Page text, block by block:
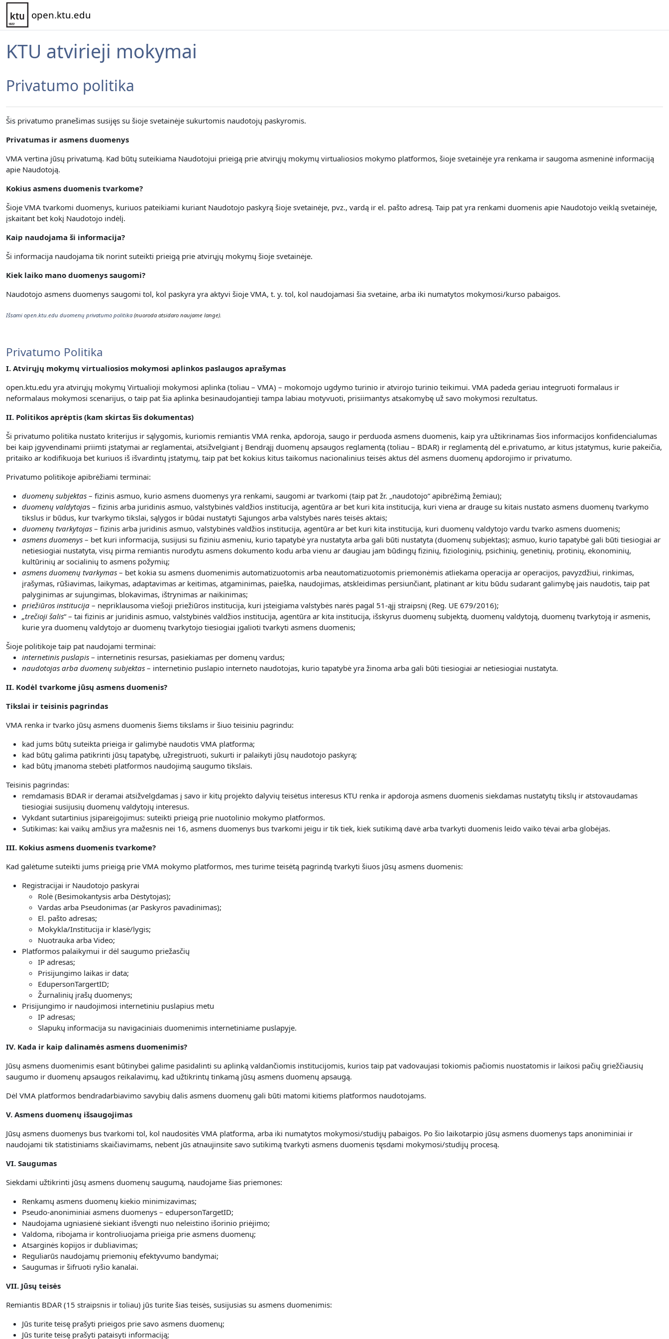
Pereiti į pagrindinį turinį
open.ktu.edu
KTU atvirieji mokymai
Privatumo politika
Šis privatumo pranešimas susijęs su šioje svetainėje sukurtomis naudotojų paskyromis.
Privatumas ir asmens duomenys
VMA vertina jūsų privatumą. Kad būtų suteikiama Naudotojui prieigą prie atvirųjų mokymų virtualiosios mokymo platformos, šioje svetainėje yra renkama ir saugoma asmeninė informaciją
apie Naudotoją.
Kokius asmens duomenis tvarkome?
Šioje VMA tvarkomi duomenys, kuriuos pateikiami kuriant Naudotojo paskyrą šioje svetainėje, pvz., vardą ir el. pašto adresą. Taip pat yra renkami duomenis apie Naudotojo veiklą svetainėje,
įskaitant bet kokį Naudotojo indėlį.
Kaip naudojama ši informacija?
Ši informacija naudojama tik norint suteikti prieigą prie atvirųjų mokymų šioje svetainėje.
Kiek laiko mano duomenys saugomi?
Naudotojo asmens duomenys saugomi tol, kol paskyra yra aktyvi šioje VMA, t. y. tol, kol naudojamasi šia svetaine, arba iki numatytos mokymosi/kurso pabaigos.
Išsami open.ktu.edu duomenų privatumo politika (nuoroda atsidaro naujame lange).
Privatumo Politika
I. Atvirųjų mokymų virtualiosios mokymosi aplinkos paslaugos aprašymas
open.ktu.edu yra atvirųjų mokymų Virtualioji mokymosi aplinka (toliau – VMA) – mokomojo ugdymo turinio ir atvirojo turinio teikimui. VMA padeda geriau integruoti formalaus ir
neformalaus mokymosi scenarijus, o taip pat šia aplinka besinaudojantieji tampa labiau motyvuoti, prisiimantys atsakomybę už savo mokymosi rezultatus.
II. Politikos aprėptis (kam skirtas šis dokumentas)
Ši privatumo politika nustato kriterijus ir sąlygomis, kuriomis remiantis VMA renka, apdoroja, saugo ir perduoda asmens duomenis, kaip yra užtikrinamas šios informacijos konfidencialumas
bei kaip įgyvendinami priimti įstatymai ar reglamentai, atsižvelgiant į Bendrąjį duomenų apsaugos reglamentą (toliau – BDAR) ir reglamentą dėl e.privatumo, ar kitus įstatymus, kurie pakeičia,
pritaiko ar kodifikuoja bet kuriuos iš išvardintų įstatymų, taip pat bet kokius kitus taikomus nacionalinius teisės aktus dėl asmens duomenų apdorojimo ir privatumo.
Privatumo politikoje apibrėžiami terminai:
duomenų subjektas – fizinis asmuo, kurio asmens duomenys yra renkami, saugomi ar tvarkomi (taip pat žr. „naudotojo“ apibrėžimą žemiau);
duomenų valdytojas – fizinis arba juridinis asmuo, valstybinės valdžios institucija, agentūra ar bet kuri kita institucija, kuri viena ar drauge su kitais nustato asmens duomenų tvarkymo
tikslus ir būdus, kur tvarkymo tikslai, sąlygos ir būdai nustatyti Sąjungos arba valstybės narės teisės aktais;
duomenų tvarkytojas – fizinis arba juridinis asmuo, valstybinės valdžios institucija, agentūra ar bet kuri kita institucija, kuri duomenų valdytojo vardu tvarko asmens duomenis;
asmens duomenys – bet kuri informacija, susijusi su fiziniu asmeniu, kurio tapatybė yra nustatyta arba gali būti nustatyta (duomenų subjektas); asmuo, kurio tapatybė gali būti tiesiogiai ar
netiesiogiai nustatyta, visų pirma remiantis nurodytu asmens dokumento kodu arba vienu ar daugiau jam būdingų fizinių, fiziologinių, psichinių, genetinių, protinių, ekonominių,
kultūrinių ar socialinių to asmens požymių;
asmens duomenų tvarkymas – bet kokia su asmens duomenimis automatizuotomis arba neautomatizuotomis priemonėmis atliekama operacija ar operacijos, pavyzdžiui, rinkimas,
įrašymas, rūšiavimas, laikymas, adaptavimas ar keitimas, atgaminimas, paieška, naudojimas, atskleidimas persiunčiant, platinant ar kitu būdu sudarant galimybę jais naudotis, taip pat
palyginimas ar sujungimas, blokavimas, ištrynimas ar naikinimas;
priežiūros institucija – nepriklausoma viešoji priežiūros institucija, kuri įsteigiama valstybės narės pagal 51-ąjį straipsnį (Reg. UE 679/2016);
„trečioji šalis“ – tai fizinis ar juridinis asmuo, valstybinės valdžios institucija, agentūra ar kita institucija, išskyrus duomenų subjektą, duomenų valdytoją, duomenų tvarkytoją ir asmenis,
kurie yra duomenų valdytojo ar duomenų tvarkytojo tiesiogiai įgalioti tvarkyti asmens duomenis;
Šioje politikoje taip pat naudojami terminai:
internetinis puslapis – internetinis resursas, pasiekiamas per domenų vardus;
naudotojas arba duomenų subjektas – internetinio puslapio interneto naudotojas, kurio tapatybė yra žinoma arba gali būti tiesiogiai ar netiesiogiai nustatyta.
II. Kodėl tvarkome jūsų asmens duomenis?
Tikslai ir teisinis pagrindas
VMA renka ir tvarko jūsų asmens duomenis šiems tikslams ir šiuo teisiniu pagrindu:
kad jums būtų suteikta prieiga ir galimybė naudotis VMA platforma;
kad būtų galima patikrinti jūsų tapatybę, užregistruoti, sukurti ir palaikyti jūsų naudotojo paskyrą;
kad būtų įmanoma stebėti platformos naudojimą saugumo tikslais.
Teisinis pagrindas:
remdamasis BDAR ir deramai atsižvelgdamas į savo ir kitų projekto dalyvių teisėtus interesus KTU renka ir apdoroja asmens duomenis siekdamas nustatytų tikslų ir atstovaudamas
tiesiogiai susijusių duomenų valdytojų interesus.
Vykdant sutartinius įsipareigojimus: suteikti prieigą prie nuotolinio mokymo platformos.
Sutikimas: kai vaikų amžius yra mažesnis nei 16, asmens duomenys bus tvarkomi jeigu ir tik tiek, kiek sutikimą davė arba tvarkyti duomenis leido vaiko tėvai arba globėjas.
III. Kokius asmens duomenis tvarkome?
Kad galėtume suteikti jums prieigą prie VMA mokymo platformos, mes turime teisėtą pagrindą tvarkyti šiuos jūsų asmens duomenis:
Registracijai ir Naudotojo paskyrai
Rolė (Besimokantysis arba Dėstytojas);
Vardas arba Pseudonimas (ar Paskyros pavadinimas);
El. pašto adresas;
Mokykla/Institucija ir klasė/lygis;
Nuotrauka arba Video;
Platformos palaikymui ir dėl saugumo priežasčių
IP adresas;
Prisijungimo laikas ir data;
EdupersonTargertID;
Žurnalinių įrašų duomenys;
Prisijungimo ir naudojimosi internetiniu puslapius metu
IP adresas;
Slapukų informacija su navigaciniais duomenimis internetiniame puslapyje.
IV. Kada ir kaip dalinamės asmens duomenimis?
Jūsų asmens duomenimis esant būtinybei galime pasidalinti su aplinką valdančiomis institucijomis, kurios taip pat vadovaujasi tokiomis pačiomis nuostatomis ir laikosi pačių griežčiausių
saugumo ir duomenų apsaugos reikalavimų, kad užtikrintų tinkamą jūsų asmens duomenų apsaugą.
Dėl VMA platformos bendradarbiavimo savybių dalis asmens duomenų gali būti matomi kitiems platformos naudotojams.
V. Asmens duomenų išsaugojimas
Jūsų asmens duomenys bus tvarkomi tol, kol naudositės VMA platforma, arba iki numatytos mokymosi/studijų pabaigos. Po šio laikotarpio jūsų asmens duomenys taps anoniminiai ir
naudojami tik statistiniams skaičiavimams, nebent jūs atnaujinsite savo sutikimą tvarkyti asmens duomenis tęsdami mokymosi/studijų procesą.
VI. Saugumas
Siekdami užtikrinti jūsų asmens duomenų saugumą, naudojame šias priemones:
Renkamų asmens duomenų kiekio minimizavimas;
Pseudo-anoniminiai asmens duomenys – edupersonTargetID;
Naudojama ugniasienė siekiant išvengti nuo neleistino išorinio priėjimo;
Valdoma, ribojama ir kontroliuojama prieiga prie asmens duomenų;
Atsarginės kopijos ir dubliavimas;
Reguliarūs naudojamų priemonių efektyvumo bandymai;
Saugumas ir šifruoti ryšio kanalai.
VII. Jūsų teisės
Remiantis BDAR (15 straipsnis ir toliau) jūs turite šias teisės, susijusias su asmens duomenimis:
Jūs turite teisę prašyti prieigos prie savo asmens duomenų;
Jūs turite teisę prašyti pataisyti informaciją;